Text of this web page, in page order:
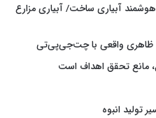
هوشمند آبیاری ساخت/ آبیاری مزارع
ظاهری واقعی با چت‌جی‌پی‌تی
مانع تحقق اهداف است
تولید انبوه